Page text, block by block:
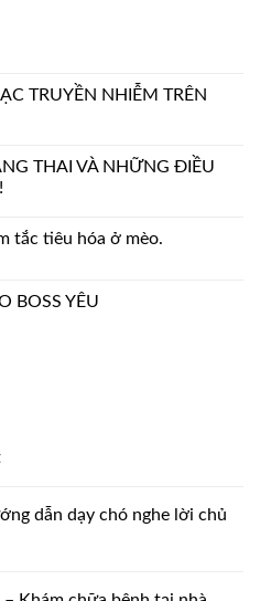
TRUYỀN NHIỄM TRÊN
THAI VÀ NHỮNG ĐIỀU
tắc tiêu hóa ở mèo.
BOSS YÊU
dẫn dạy chó nghe lời chủ